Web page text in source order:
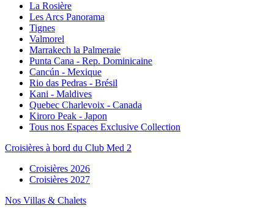
La Rosière
Les Arcs Panorama
Tignes
Valmorel
Marrakech la Palmeraie
Punta Cana - Rep. Dominicaine
Cancún - Mexique
Rio das Pedras - Brésil
Kani - Maldives
Quebec Charlevoix - Canada
Kiroro Peak - Japon
Tous nos Espaces Exclusive Collection
Croisières à bord du Club Med 2
Croisières 2026
Croisières 2027
Nos Villas & Chalets